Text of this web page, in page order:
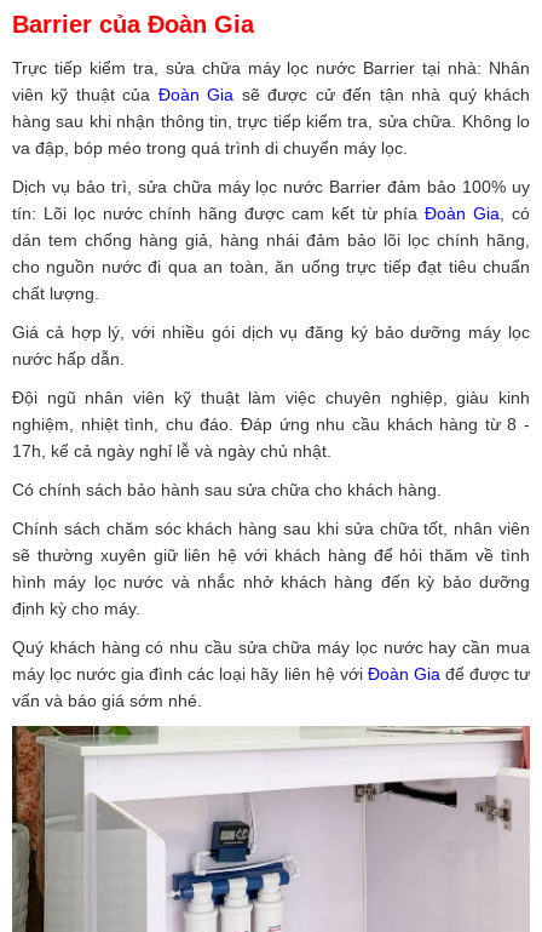
Barrier của Đoàn Gia
Trực tiếp kiểm tra, sửa chữa máy lọc nước Barrier tại nhà: Nhân
viên kỹ thuật của Đoàn Gia sẽ được cử đến tận nhà quý khách
hàng sau khi nhận thông tin, trực tiếp kiểm tra, sửa chữa. Không lo
va đập, bóp méo trong quá trình di chuyển máy lọc.
Dịch vụ bảo trì, sửa chữa máy lọc nước Barrier đảm bảo 100% uy
tín: Lõi lọc nước chính hãng được cam kết từ phíaĐoàn Gia , có
dán tem chống hàng giả, hàng nhái đảm bảo lõi lọc chính hãng,
cho nguồn nước đi qua an toàn, ăn uống trực tiếp đạt tiêu chuẩn
chất lượng.
Giá cả hợp lý, với nhiều gói dịch vụ đăng ký bảo dưỡng máy lọc
nước hấp dẫn.
Đội ngũ nhân viên kỹ thuật làm việc chuyên nghiệp, giàu kinh
nghiệm, nhiệt tình, chu đáo. Đáp ứng nhu cầu khách hàng từ 8 -
17h, kể cả ngày nghỉ lễ và ngày chủ nhật.
Có chính sách bảo hành sau sửa chữa cho khách hàng.
Chính sách chăm sóc khách hàng sau khi sửa chữa tốt, nhân viên
sẽ thường xuyên giữ liên hệ với khách hàng để hỏi thăm về tình
hình máy lọc nước và nhắc nhở khách hàng đến kỳ bảo dưỡng
định kỳ cho máy.
Quý khách hàng có nhu cầu sửa chữa máy lọc nước hay cần mua
máy lọc nước gia đình các loại hãy liên hệ với Đoàn Gia để được tư
vấn và báo giá sớm nhé.